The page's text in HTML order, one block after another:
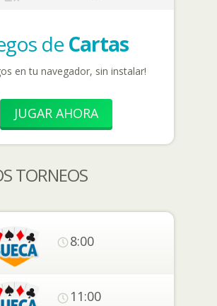
de Cartas
en tu navegador, sin instalar!
JUGAR AHORA
TORNEOS
8:00
11:00